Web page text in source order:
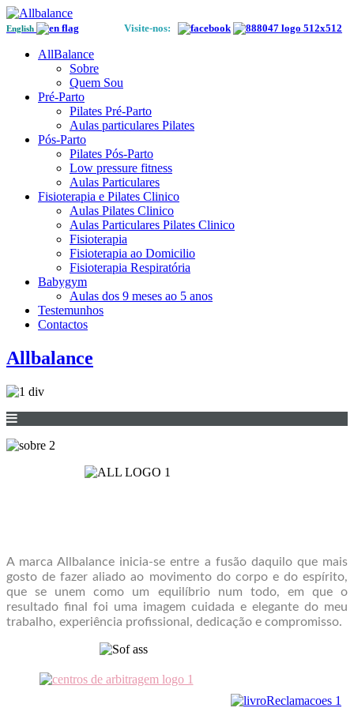
English Visite-nos:
AllBalance
Sobre
Quem Sou
Pré-Parto
Pilates Pré-Parto
Aulas particulares Pilates
Pós-Parto
Pilates Pós-Parto
Low pressure fitness
Aulas Particulares
Fisioterapia e Pilates Clinico
Aulas Pilates Clinico
Aulas Particulares Pilates Clinico
Fisioterapia
Fisioterapia ao Domicilio
Fisioterapia Respiratória
Babygym
Aulas dos 9 meses ao 5 anos
Testemunhos
Contactos
Allbalance
A marca Allbalance inicia-se entre a fusão daquilo que mais
gosto de fazer aliado ao movimento do corpo e do espírito,
que se unem como um equilíbrio num todo, em que o
resultado final foi uma imagem cuidada e elegante do meu
trabalho, experiência profissional, dedicação e compromisso.